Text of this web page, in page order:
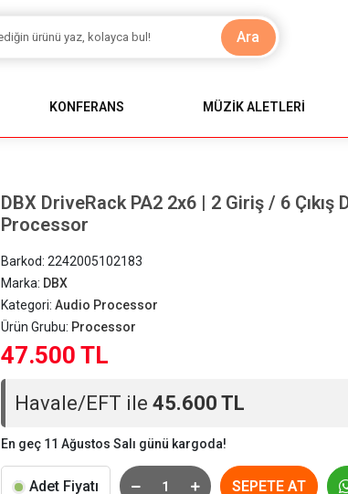
Ara
KONFERANS MÜZİK ALETLERİ
DBX DriveRack PA2 2x6 | 2 Giriş / 6 Çıkış
Processor
Barkod:2242005102183
Marka: DBX
Kategori:Audio Processor
Ürün Grubu: Processor
47.500 TL
Havale/EFT ile45.600 TL
En geç 11 Ağustos Salı günü kargoda!
Adet Fiyatı SEPETE AT